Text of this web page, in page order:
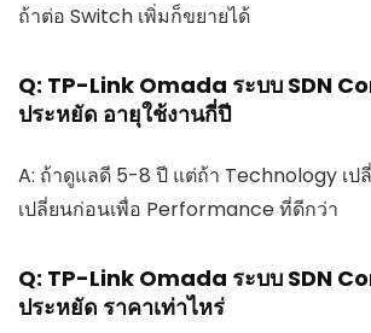
ถ้าต่อ Switch เพิ่มก็ขยายได้
Q: TP-Link Omada ระบบ SDN
ประหยัด อายุใช้งานกี่ปี
A: ถ้าดูแลดี 5-8 ปี แต่ถ้า Technology เป
เปลี่ยนก่อนเพื่อ Performance ที่ดีกว่า
Q: TP-Link Omada ระบบ SDN
ประหยัด ราคาเท่าไหร่